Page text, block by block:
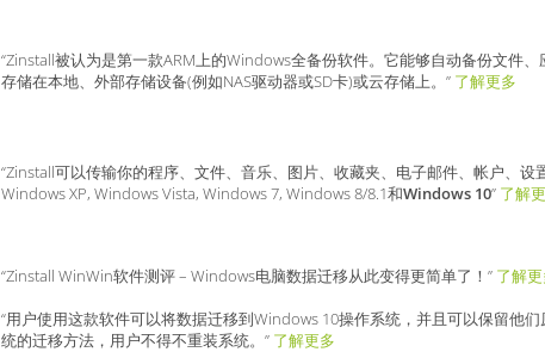
“Zinstall被认为是第一款ARM上的Windows全备份软件。它能够自动备份文件
存储在本地、外部存储设备(例如NAS驱动器或SD卡)或云存储上。” 了解更多
“Zinstall可以传输你的程序、文件、音乐、图片、收藏夹、电子邮件、帐户、
Windows XP, Windows Vista, Windows 7, Windows 8/8.1和Windows 10” 了解
“Zinstall WinWin软件测评 – Windows电脑数据迁移从此变得更简单了！” 了解
“用户使用这款软件可以将数据迁移到Windows 10操作系统，并且可以保留他
统的迁移方法，用户不得不重装系统。” 了解更多